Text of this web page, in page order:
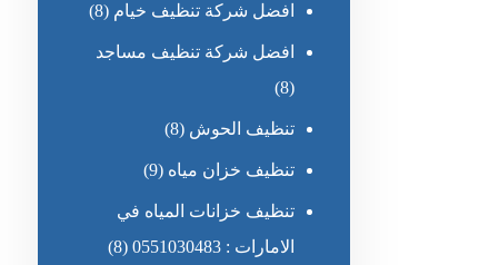
افضل شركة تنظيف خيام (8)
افضل شركة تنظيف مساجد
(8)
تنظيف الحوش (8)
تنظيف خزان مياه (9)
تنظيف خزانات المياه في
الامارات : 0551030483
(8)